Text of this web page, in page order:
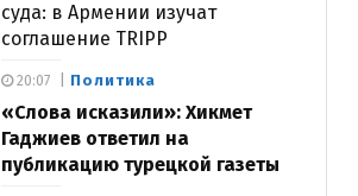
суда: в Армении изучат
соглашение TRIPP
Политика
«Слова исказили»: Хикмет
Гаджиев ответил на
публикацию турецкой газеты
20:07